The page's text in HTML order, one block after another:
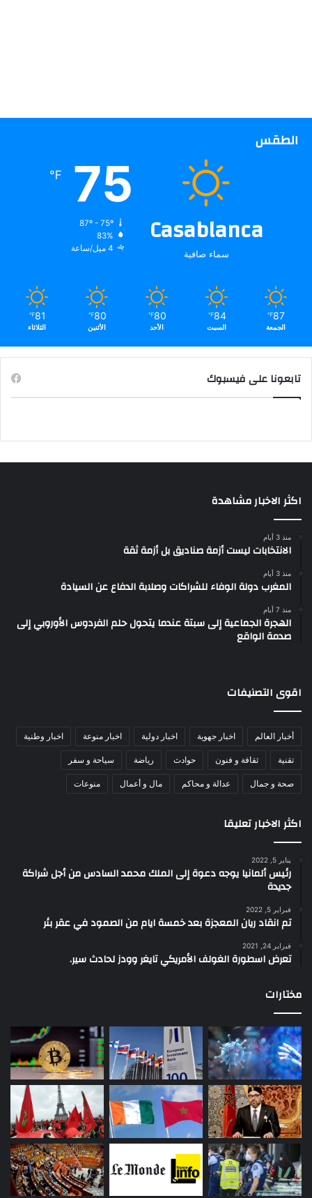
الطقس
Casablanca
سماء صافية
75
℉
87º - 75º
83%
4 ميل/ساعة
87
℉
الجمعة
84
℉
السبت
80
℉
الأحد
80
℉
الأثنين
81
℉
الثلاثاء
تابعونا على فيسبوك
اكثر الاخبار مشاهدة
منذ 3 أيام
الانتخابات ليست أزمة صناديق بل أزمة ثقة
منذ 3 أيام
المغرب دولة الوفاء للشراكات وصلابة الدفاع عن السيادة
منذ 7 أيام
الهجرة الجماعية إلى سبتة عندما يتحول حلم الفردوس الأوروبي إلى
صدمة الواقع
اقوى التصنيفات
أخبار العالم اخبار جهوية اخبار دولية اخبار منوعة اخبار وطنية
تقنية ثقافة و فنون حوادث رياضة سياحة و سفر
صحة و جمال عدالة و محاكم مال و أعمال منوعات
اكثر الاخبار تعليقا
يناير 5, 2022
رئيس ألمانيا يوجه دعوة إلى الملك محمد السادس من أجل شراكة
جديدة
فبراير 5, 2022
تم انقاد ريان المعجزة بعد خمسة ايام من الصمود في عقر بئر
فبراير 24, 2021
تعرض اسطورة الغولف الأمريكي تايغر وودز لحادث سير.
مختارات